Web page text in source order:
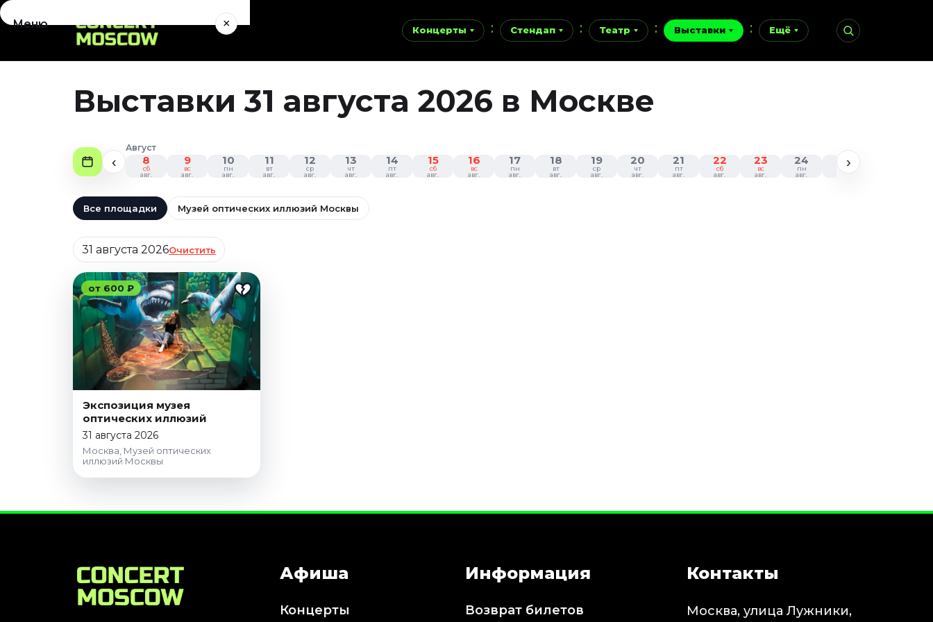
Концерты Стендап Театр Выставки Ещё
Меню ×
Концерты
Сентябрь 2026
Декабрь 2026
Январь 2027
Сентябрь 2026
Октябрь 2026
Ноябрь 2026
Декабрь 2026
Январь 2027
Октябрь 2026
Ноябрь 2026
Декабрь 2026
Выставки 31 августа 2026 в Москве
‹
Август
8
сб
авг.
9
вс
авг.
10
пн
авг.
11
вт
авг.
12
ср
авг.
13
чт
авг.
14
пт
авг.
15
сб
авг.
16
вс
авг.
17
пн
авг.
18
вт
авг.
19
ср
авг.
20
чт
авг.
21
пт
авг.
22
сб
авг.
23
вс
авг.
24
пн
авг.
25
вт
авг.
›
Все площадки Музей оптических иллюзий Москвы
Дата
31 августа 2026Очистить
от 600 ₽
Экспозиция музея
оптических иллюзий
31 августа 2026
Москва, Музей оптических
иллюзий Москвы
Афиша
Концерты
Информация
Возврат билетов
Контакты
Москва, улица Лужники,